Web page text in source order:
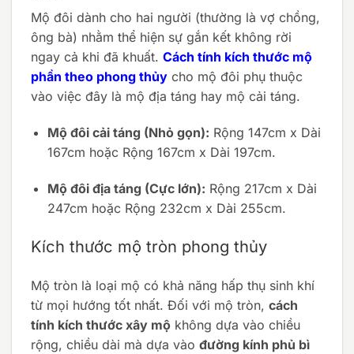
Mộ đôi dành cho hai người (thường là vợ chồng,
ông bà) nhằm thể hiện sự gắn kết không rời
ngay cả khi đã khuất. Cách tính kích thước mộ
phần theo phong thủy cho mộ đôi phụ thuộc
vào việc đây là mộ địa táng hay mộ cải táng.
Mộ đôi cải táng (Nhỏ gọn): Rộng 147cm x Dài
167cm hoặc Rộng 167cm x Dài 197cm.
Mộ đôi địa táng (Cực lớn): Rộng 217cm x Dài
247cm hoặc Rộng 232cm x Dài 255cm.
Kích thước mộ tròn phong thủy
Mộ tròn là loại mộ có khả năng hấp thụ sinh khí
từ mọi hướng tốt nhất. Đối với mộ tròn, cách
tính kích thước xây mộ không dựa vào chiều
rộng, chiều dài mà dựa vào đường kính phủ bì